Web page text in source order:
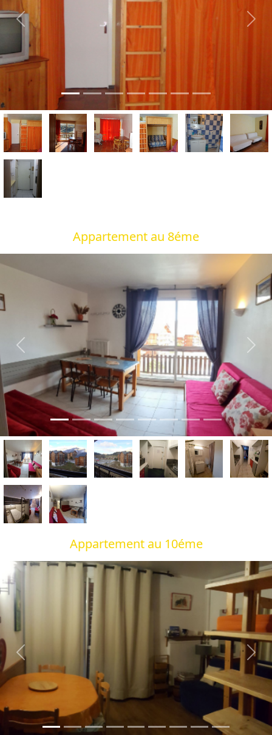
Previous Next
Appartement au 8éme
Previous Next
Appartement au 10éme
Previous Next